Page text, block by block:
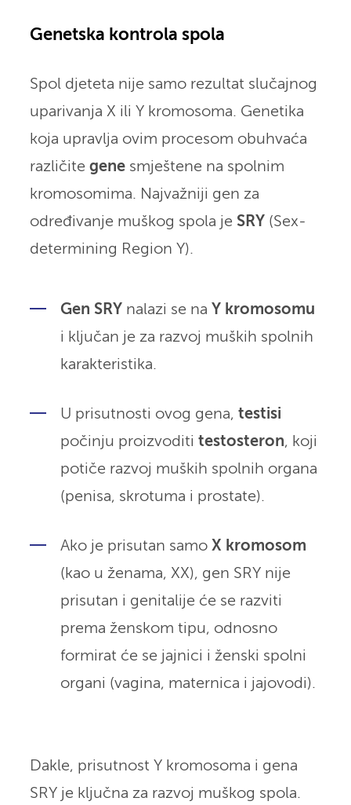
Genetska kontrola spola
Spol djeteta nije samo rezultat slučajnog
uparivanja X ili Y kromosoma. Genetika
koja upravlja ovim procesom obuhvaća
različite genesmještene na spolnim
kromosomima. Najvažniji gen za
određivanje muškog spola je SRY (Sex-
determining Region Y).
Gen SRY nalazi se na Y kromosomu
i ključan je za razvoj muških spolnih
karakteristika.
U prisutnosti ovog gena, testisi
počinju proizvoditi testosteron, koji
potiče razvoj muških spolnih organa
(penisa, skrotuma i prostate).
Ako je prisutan samo X kromosom
(kao u ženama, XX), gen SRY nije
prisutan i genitalije će se razviti
prema ženskom tipu, odnosno
formirat će se jajnici i ženski spolni
organi (vagina, maternica i jajovodi).
Dakle, prisutnost Y kromosoma i gena
SRY je ključna za razvoj muškog spola.